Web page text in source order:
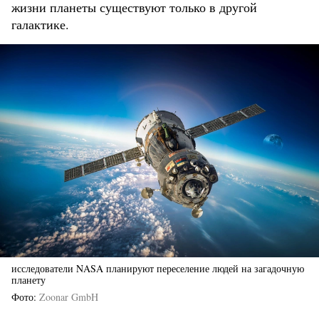
жизни планеты существуют только в другой
галактике.
исследователи NASA планируют переселение людей на загадочную
планету
Фото Zoonar GmbH